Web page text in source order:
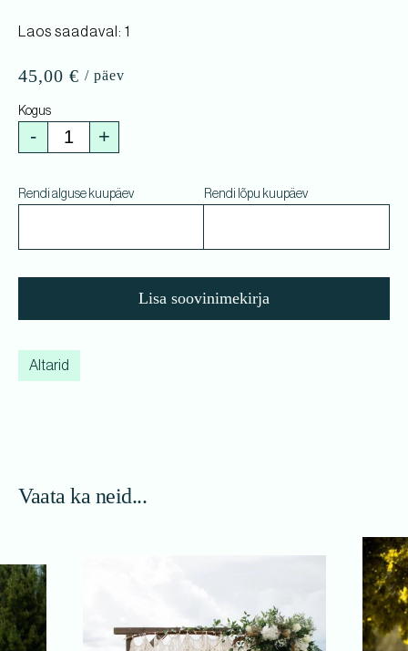
Laos saadaval: 1
45,00 €
- +
Rendi alguse kuupäev Rendi lõpu kuupäev
Lisa soovinimekirja
Altarid
Vaata ka neid...